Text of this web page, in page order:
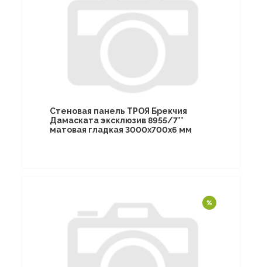
Стеновая панель ТРОЯ Брекчия
Дамаската эксклюзив 8955/7**
матовая гладкая 3000х700х6 мм